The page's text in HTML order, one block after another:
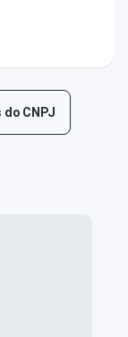
CNPJ